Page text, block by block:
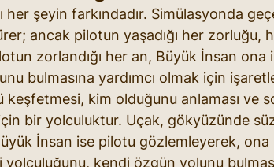
her şeyin farkındadır. Simülasyonda
ancak pilotun yaşadığı her zorluğu,
zorlandığı her an, Büyük İnsan
bulmasına yardımcı olmak için
kim olduğunu anlaması ve
için bir yolculuktur. Uçak, gökyüzünde
İnsan ise pilotu gözlemleyerek,
kendi özgün yolunu